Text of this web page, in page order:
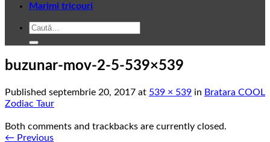
Marimi tricouri
Caută
buzunar-mov-2-5-539×539
Published septembrie 20, 2017 at 539 × 539 in Bratara COOL
Zodiac Taur
Both comments and trackbacks are currently closed.
← Previous